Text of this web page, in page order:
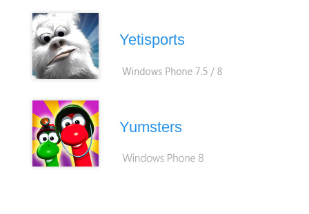
Yetisports
Yumsters